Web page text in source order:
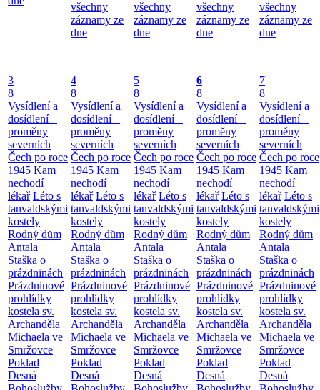
všechny
záznamy ze
dne
všechny
záznamy ze
dne
všechny
záznamy ze
dne
všechny
záznamy ze
dne
3
8
Vysídlení a
dosídlení –
proměny
severních
Čech po roce
1945 Kam
nechodí
lékař Léto s
tanvaldskými
kostely
Rodný dům
Antala
Staška o
prázdninách
Prázdninové
prohlídky
kostela sv.
Archanděla
Michaela ve
Smržovce
Poklad
Desná
4
8
Vysídlení a
dosídlení –
proměny
severních
Čech po roce
1945 Kam
nechodí
lékař Léto s
tanvaldskými
kostely
Rodný dům
Antala
Staška o
prázdninách
Prázdninové
prohlídky
kostela sv.
Archanděla
Michaela ve
Smržovce
Poklad
Desná
5
8
Vysídlení a
dosídlení –
proměny
severních
Čech po roce
1945 Kam
nechodí
lékař Léto s
tanvaldskými
kostely
Rodný dům
Antala
Staška o
prázdninách
Prázdninové
prohlídky
kostela sv.
Archanděla
Michaela ve
Smržovce
Poklad
Desná
6
8
Vysídlení a
dosídlení –
proměny
severních
Čech po roce
1945 Kam
nechodí
lékař Léto s
tanvaldskými
kostely
Rodný dům
Antala
Staška o
prázdninách
Prázdninové
prohlídky
kostela sv.
Archanděla
Michaela ve
Smržovce
Poklad
Desná
7
8
Vysídlení a
dosídlení –
proměny
severních
Čech po roce
1945 Kam
nechodí
lékař Léto s
tanvaldskými
kostely
Rodný dům
Antala
Staška o
prázdninách
Prázdninové
prohlídky
kostela sv.
Archanděla
Michaela ve
Smržovce
Poklad
Desná